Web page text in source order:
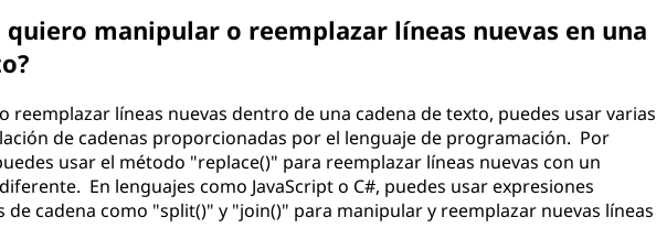
quiero manipular o reemplazar líneas nuevas en una
reemplazar líneas nuevas dentro de una cadena de texto, puedes usar varias
de cadenas proporcionadas por el lenguaje de programación. Por
usar el método "replace()" para reemplazar líneas nuevas con un
En lenguajes como JavaScript o C#, puedes usar expresiones
de cadena como "split()" y "join()" para manipular y reemplazar nuevas líneas